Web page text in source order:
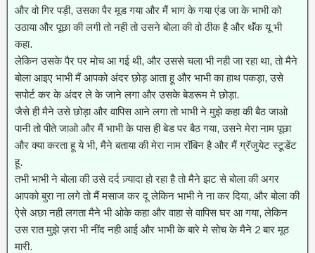
और वो गिर पड़ी, उसका पैर मूड गया और मैं भाग के गया एंड जा के भाभी को
उठाया और पूछा की लगी तो नही तो उसने बोला की वो ठीक है और थॅंक यू भी
कहा.
लेकिन उसके पैर पर मोच आ गई थी, और उससे चला भी नही जा रहा था, तो मैने
बोला आइए भाभी मैं आपको अंदर छोड़ आता हू और भाभी का हाथ पकड़ा, उसे
सपोर्ट कर के अंदर ले के जाने लगा और उसके बेडरूम मे छोड़ा.
जैसे ही मैने उसे छोड़ा और वापिस आने लगा तो भाभी ने मुझे कहा की बैठ जाओ
पानी तो पीते जाओ और मैं भाभी के पास ही बेड पर बैठ गया, उसने मेरा नाम पूछा
और क्या करता हू ये भी, मैने बताया की मेरा नाम रॉबिन है और मैं ग्रॅजुयेट स्टूडेंट
हू.
तभी भाभी ने बोला की उसे दर्द ज़्यादा हो रहा है तो मैने झट से बोला की अगर
आपको बुरा ना लगे तो मैं मसाज कर दू लेकिन भाभी ने ना कर दिया, और बोला की
ऐसे अछा नही लगता मैने भी ओके कहा और वाहा से वापिस घर आ गया, लेकिन
उस रात मुझे ज़रा भी नींद नही आई और भाभी के बारे मे सोच के मैने 2 बार मूठ
मारी.